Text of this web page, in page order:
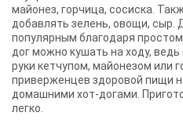
майонез, горчица, сосиска.
добавлять зелень, овощи, сыр.
популярным благодаря
дог можно кушать на ходу,
руки кетчупом, майонезом или
приверженцев здоровой пищи
домашними хот-догами.
легко.